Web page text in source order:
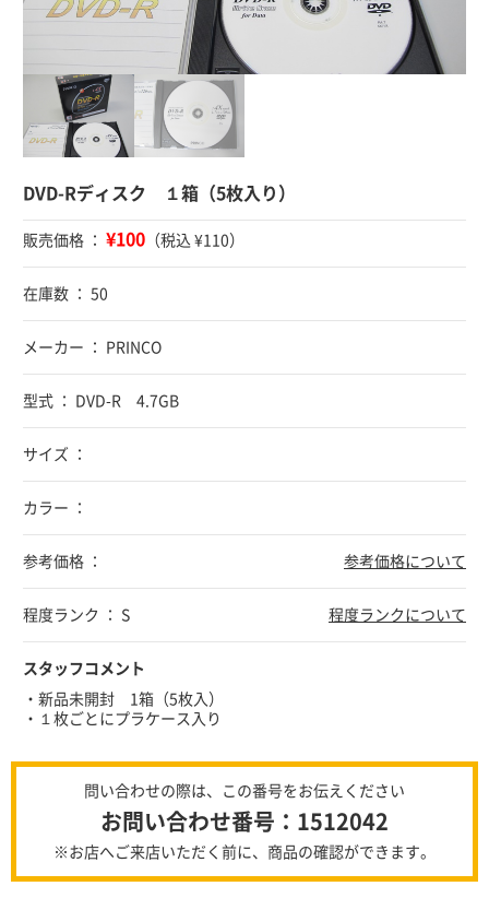
DVD-Rディスク １箱（5枚入り）
販売価格 ： ¥100 （税込 ¥110）
在庫数 ： 50
メーカー ： PRINCO
型式 ： DVD-R 4.7GB
サイズ ：
カラー ：
参考価格 ： 参考価格について
程度ランク ： S 程度ランクについて
スタッフコメント
・新品未開封 1箱（5枚入）
・１枚ごとにプラケース入り
問い合わせの際は、この番号をお伝えください
お問い合わせ番号：1512042
※お店へご来店いただく前に、商品の確認ができます。